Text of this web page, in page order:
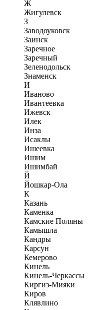
Ж
Жигулевск
З
Заводоуковск
Заинск
Заречное
Заречный
Зеленодольск
Знаменск
И
Иваново
Ивантеевка
Ижевск
Илек
Инза
Исаклы
Ишеевка
Ишим
Ишимбай
Й
Йошкар-Ола
К
Казань
Каменка
Камские Поляны
Камышла
Кандры
Карсун
Кемерово
Кинель
Кинель-Черкассы
Киргиз-Мияки
Киров
Клявлино